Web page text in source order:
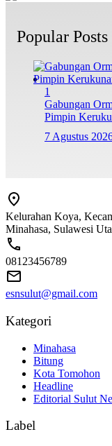
Popular Posts
1
Gabungan
Pimpin
7 Agustus
Kelurahan Koya,
Minahasa, Sulawesi
08123456789
esnsulut@gmail.com
Kategori
Minahasa
Bitung
Kota Tomohon
Headline
Editorial Sulut
Label